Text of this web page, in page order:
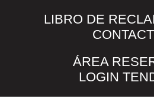
LIBRO DE
ÁREA
LOGIN